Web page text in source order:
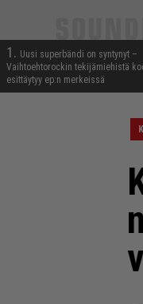
1. Uusi superbändi on syntynyt –
Vaihtoehtorockin tekijämiehistä
esittäytyy ep:n merkeissä